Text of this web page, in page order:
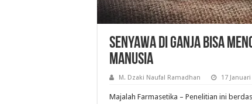
Senyawa di Ganja Bisa
Manusia
M. Dzaki Naufal Ramadhan 17 Januari
Majalah Farmasetika – Penelitian ini